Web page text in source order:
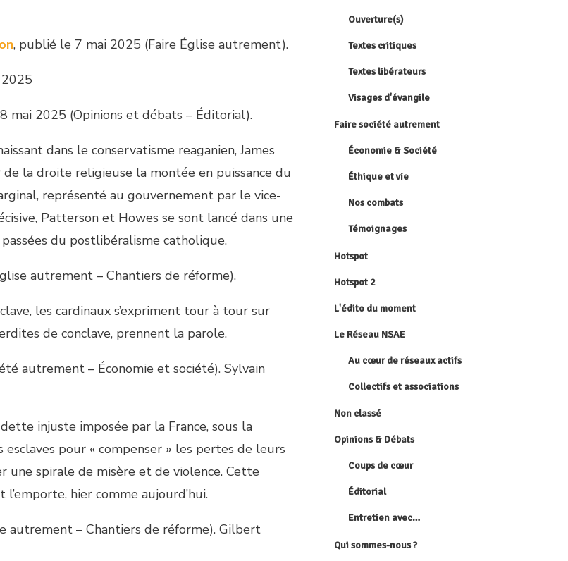
, publié le 7 mai 2025 (Faire Église autrement).
mai 2025 (Opinions et débats – Éditorial).
dans le conservatisme reaganien, James
la droite religieuse la montée en puissance du
représenté au gouvernement par le vice-
Patterson et Howes se sont lancé dans une
du postlibéralisme catholique.
autrement – Chantiers de réforme).
les cardinaux s’expriment tour à tour sur
de conclave, prennent la parole.
autrement – Économie et société). Sylvain
injuste imposée par la France, sous la
pour « compenser » les pertes de leurs
une spirale de misère et de violence. Cette
hier comme aujourd’hui.
autrement – Chantiers de réforme). Gilbert
Ouverture(s)
Textes critiques
Textes libérateurs
Visages d'évangile
Faire société autrement
Économie & Société
Éthique et vie
Nos combats
Témoignages
Hotspot
Hotspot 2
L'édito du moment
Le Réseau NSAE
Au cœur de réseaux actifs
Collectifs et associations
Non classé
Opinions & Débats
Coups de cœur
Éditorial
Entretien avec…
Qui sommes-nous ?